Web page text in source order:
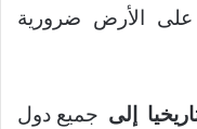
على الأرض ضرورية
إلى جميع دول